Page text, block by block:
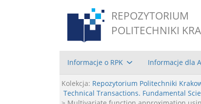
REPOZYTORIUM
POLITECHNIKI
Informacje o RPK Informacje dla
Kolekcja: Repozytorium Politechniki
Technical Transactions. Fundamental